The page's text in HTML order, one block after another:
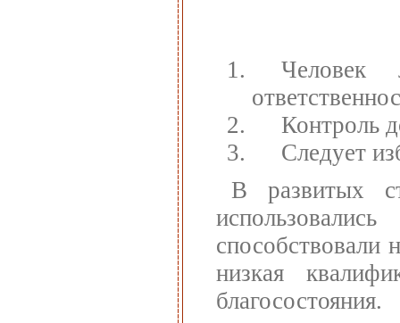
Человек
Контроль
Следует
В развитых
способствовали
низкая
благосостояния.